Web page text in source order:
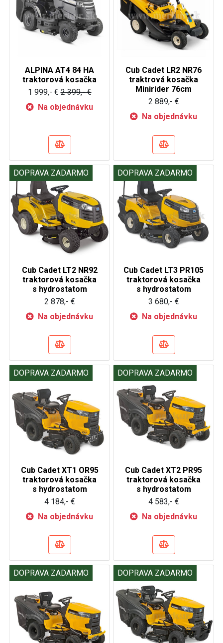
ALPINA AT4 84 HA
traktorová kosačka
1 999,- € 2 399,- €
Na objednávku
Cub Cadet LR2 NR76
traktrová kosačka
Minirider 76cm
2 889,- €
Na objednávku
DOPRAVA ZADARMO
Cub Cadet LT2 NR92
traktorová kosačka
s hydrostatom
2 878,- €
Na objednávku
DOPRAVA ZADARMO
Cub Cadet LT3 PR105
traktorová kosačka
s hydrostatom
3 680,- €
Na objednávku
DOPRAVA ZADARMO
Cub Cadet XT1 OR95
traktorová kosačka
s hydrostatom
4 184,- €
Na objednávku
DOPRAVA ZADARMO
Cub Cadet XT2 PR95
traktorová kosačka
s hydrostatom
4 583,- €
Na objednávku
DOPRAVA ZADARMO DOPRAVA ZADARMO